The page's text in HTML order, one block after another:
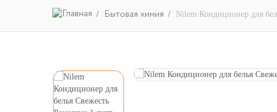
Бытовая химия Nilem Кондиционер для